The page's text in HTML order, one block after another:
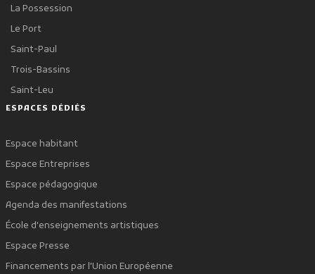
La Possession
Le Port
Saint-Paul
Trois-Bassins
Saint-Leu
ESPACES DÉDIÉS
Espace habitant
Espace Entreprises
Espace pédagogique
Agenda des manifestations
École d'enseignements artistiques
Espace Presse
Financements par l'Union Européenne